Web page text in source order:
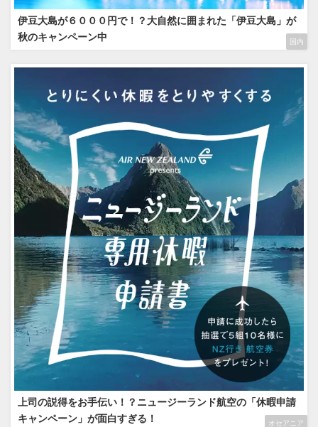
国内
伊豆大島が６０００円で！？大自然に囲まれた「伊豆大島」が
秋のキャンペーン中
オセアニア
上司の説得をお手伝い！？ニュージーランド航空の「休暇申請
キャンペーン」が面白すぎる！